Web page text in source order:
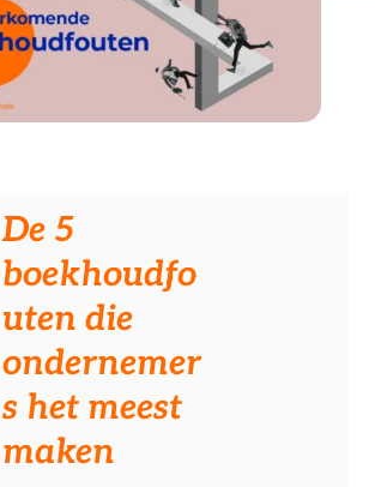
De 5
boekhoudfo
uten die
ondernemer
s het meest
maken